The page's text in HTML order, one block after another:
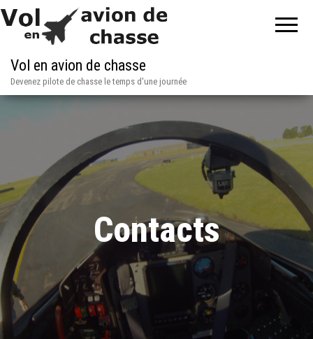
Vol en avion de chasse
Devenez pilote de chasse le temps d'une journée
Contacts